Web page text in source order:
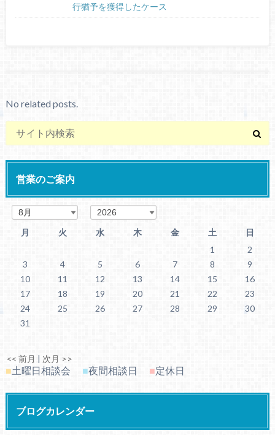
行猶予を獲得したケース
No related posts.
営業のご案内
月 火 水 木 金 土 日
<< 前月 | 次月 >>
1
2
3
4 5 6 7 8
9
10
11 12 13 14 15
16
17
18 19 20 21 22
23
24
25 26 27 28 29
30
31
■土曜日相談会 ■夜間相談日 ■定休日
ブログカレンダー